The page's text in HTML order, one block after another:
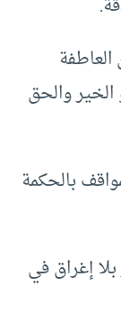
والحق
بالحكمة
إغراق في